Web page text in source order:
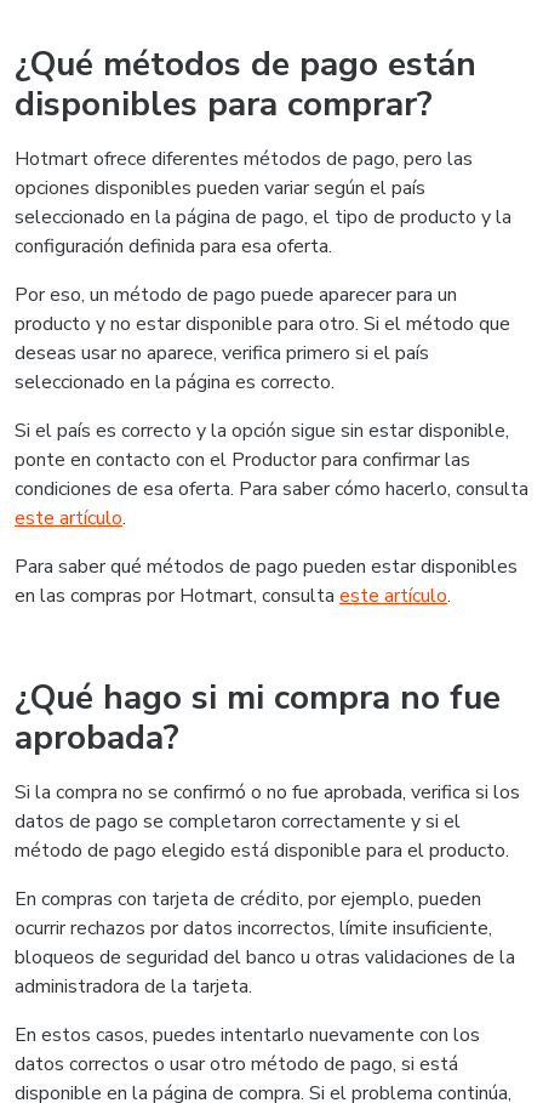
¿Qué métodos de pago están
disponibles para comprar?
Hotmart ofrece diferentes métodos de pago, pero las
opciones disponibles pueden variar según el país
seleccionado en la página de pago, el tipo de producto y la
configuración definida para esa oferta.
Por eso, un método de pago puede aparecer para un
producto y no estar disponible para otro. Si el método que
deseas usar no aparece, verifica primero si el país
seleccionado en la página es correcto.
Si el país es correcto y la opción sigue sin estar disponible,
ponte en contacto con el Productor para confirmar las
condiciones de esa oferta. Para saber cómo hacerlo, consulta
este artículo.
Para saber qué métodos de pago pueden estar disponibles
en las compras por Hotmart, consulta este artículo.
¿Qué hago si mi compra no fue
aprobada?
Si la compra no se confirmó o no fue aprobada, verifica si los
datos de pago se completaron correctamente y si el
método de pago elegido está disponible para el producto.
En compras con tarjeta de crédito, por ejemplo, pueden
ocurrir rechazos por datos incorrectos, límite insuficiente,
bloqueos de seguridad del banco u otras validaciones de la
administradora de la tarjeta.
En estos casos, puedes intentarlo nuevamente con los
datos correctos o usar otro método de pago, si está
disponible en la página de compra. Si el problema continúa,